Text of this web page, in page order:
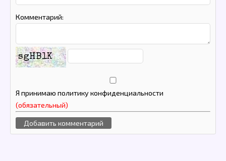
Комментарий:
sgHB1K
Я принимаю политику конфиденциальности
(обязательный)